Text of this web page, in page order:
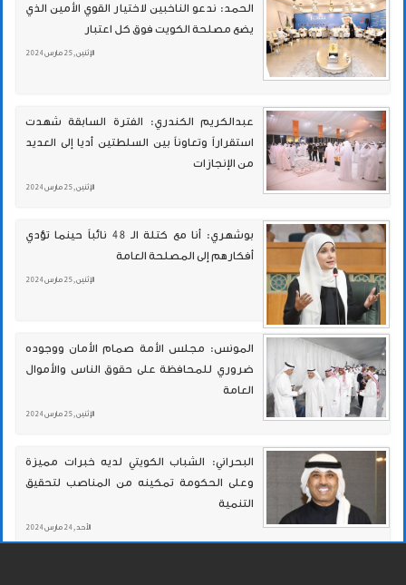
الحمد: ندعو الناخبين لاختيار القوي الأمين الذي
يضع مصلحة الكويت فوق كل اعتبار
الإثنين , 25 مارس 2024
عبدالكريم الكندري: الفترة السابقة شهدت
استقراراً وتعاوناً بين السلطتين أديا إلى العديد
من الإنجازات
الإثنين , 25 مارس 2024
بوشهري: أنا مع كتلة الـ 48 نائباً حينما تؤدي
أفكارهم إلى المصلحة العامة
الإثنين , 25 مارس 2024
المونس: مجلس الأمة صمام الأمان ووجوده
ضروري للمحافظة على حقوق الناس والأموال
العامة
الإثنين , 25 مارس 2024
البحراني: الشباب الكويتي لديه خبرات مميزة
وعلى الحكومة تمكينه من المناصب لتحقيق
التنمية
الأحد , 24 مارس 2024